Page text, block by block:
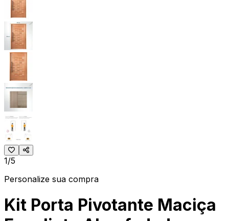
1/5
Personalize sua compra
Kit Porta Pivotante Maciça